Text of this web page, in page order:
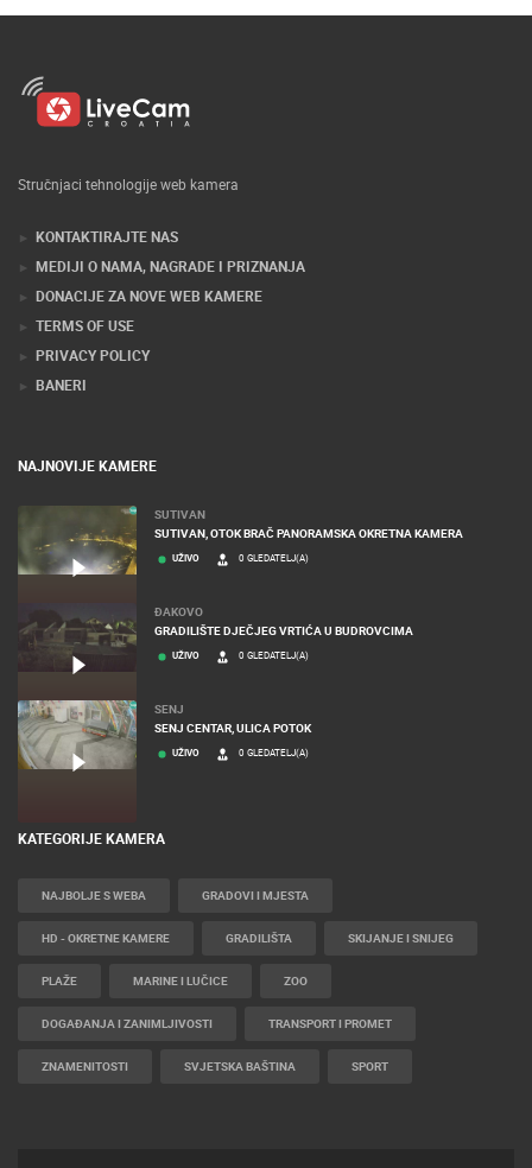
Stručnjaci tehnologije web kamera
KONTAKTIRAJTE NAS
MEDIJI O NAMA, NAGRADE I PRIZNANJA
DONACIJE ZA NOVE WEB KAMERE
TERMS OF USE
PRIVACY POLICY
BANERI
NAJNOVIJE KAMERE
SUTIVAN
SUTIVAN, OTOK BRAČ PANORAMSKA OKRETNA KAMERA
UŽIVO 0 GLEDATELJ(A)
ĐAKOVO
GRADILIŠTE DJEČJEG VRTIĆA U BUDROVCIMA
UŽIVO 0 GLEDATELJ(A)
SENJ
SENJ CENTAR, ULICA POTOK
UŽIVO 0 GLEDATELJ(A)
KATEGORIJE KAMERA
NAJBOLJE S WEBA GRADOVI I MJESTA
HD - OKRETNE KAMERE GRADILIŠTA SKIJANJE I SNIJEG
PLAŽE MARINE I LUČICE ZOO
DOGAĐANJA I ZANIMLJIVOSTI TRANSPORT I PROMET
ZNAMENITOSTI SVJETSKA BAŠTINA SPORT